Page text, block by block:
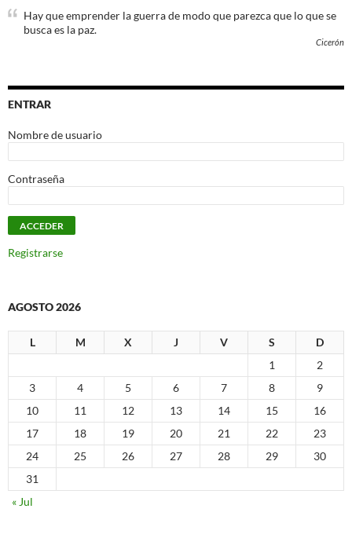
Hay que emprender la guerra de modo que parezca que lo que se
busca es la paz.
Cicerón
ENTRAR
Nombre de usuario
Contraseña
Registrarse
AGOSTO 2026
L M X J V S
D
1
2
3
4 5 6 7 8
9
10
11 12 13 14 15
16
17
18 19 20 21 22
23
24
25 26 27 28 29
30
31
« Jul